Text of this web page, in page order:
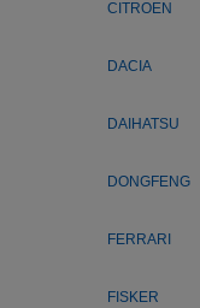
CITROEN
DACIA
DAIHATSU
DONGFENG
FERRARI
FISKER